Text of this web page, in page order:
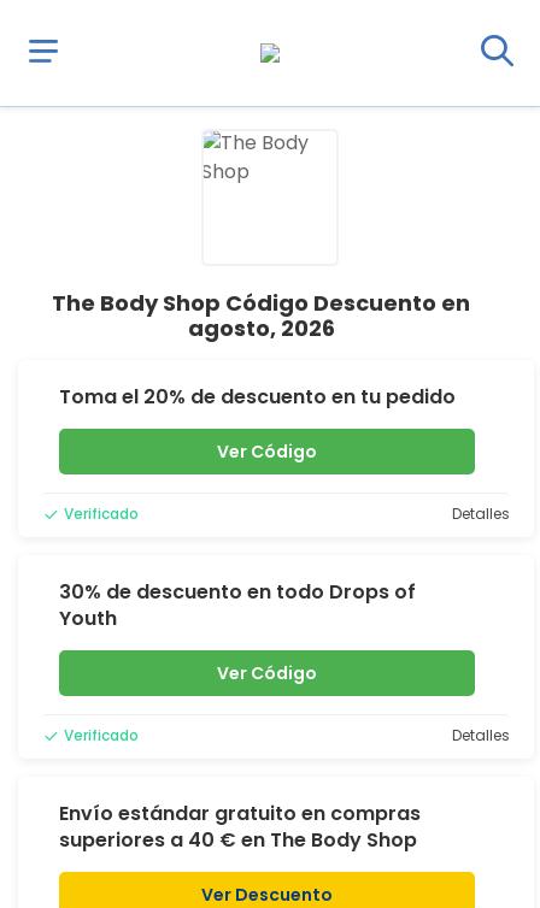
The Body Shop Código Descuento en
agosto, 2026
Toma el 20% de descuento en tu pedido
Ver Código
Verificado Detalles
30% de descuento en todo Drops of
Youth
Ver Código
Verificado Detalles
Envío estándar gratuito en compras
superiores a 40 € en The Body Shop
Ver Descuento